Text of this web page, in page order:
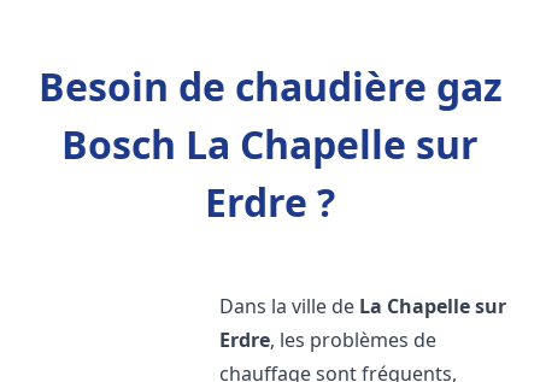
Besoin de chaudière gaz
Bosch La Chapelle sur
Erdre ?
Dans la ville de La Chapelle sur
Erdre, les problèmes de
chauffage sont fréquents,